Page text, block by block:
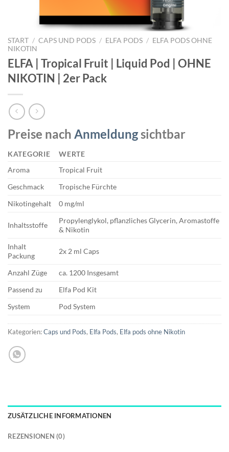
START / CAPS UND PODS / ELFA PODS / ELFA PODS OHNE
NIKOTIN
ELFA | Tropical Fruit | Liquid Pod | OHNE
NIKOTIN | 2er Pack
Preise nach Anmeldungsichtbar
KATEGORIE
WERTE
Aroma
Tropical Fruit
Geschmack
Tropische Fürchte
Nikotingehalt
0 mg/ml
Inhaltsstoffe
Propylenglykol, pflanzliches Glycerin, Aromastoffe
& Nikotin
Inhalt
Packung
2x 2 ml Caps
Anzahl Züge
ca. 1200 Insgesamt
Passend zu
Elfa Pod Kit
System
Pod System
Kategorien:Caps und Pods, Elfa Pods, Elfa pods ohne Nikotin
ZUSÄTZLICHE INFORMATIONEN
REZENSIONEN (0)